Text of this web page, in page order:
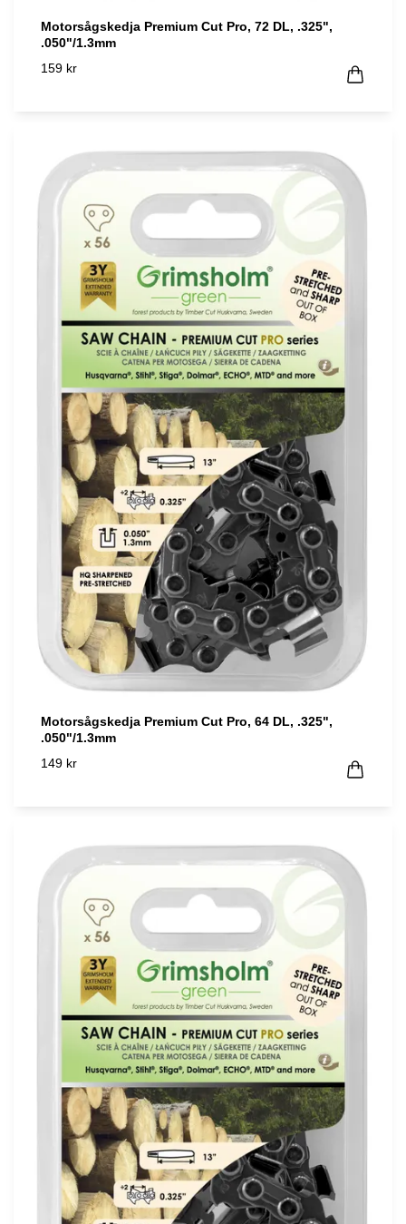
Motorsågskedja Premium Cut Pro, 72 DL, .325",
.050"/1.3mm
159 kr
Motorsågskedja Premium Cut Pro, 64 DL, .325",
.050"/1.3mm
149 kr